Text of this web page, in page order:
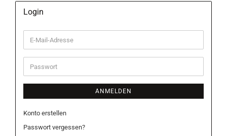
Login
E-
Mail-
Adresse
Passwort
ANMELDEN
Konto erstellen
Passwort vergessen?